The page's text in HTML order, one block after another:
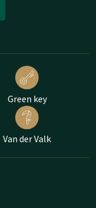
Green key
Van der Valk